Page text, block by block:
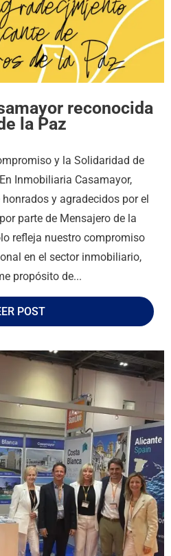
reconocida
la Paz
y la Solidaridad de
Inmobiliaria Casamayor,
y agradecidos por el
parte de Mensajero de la
refleja nuestro compromiso
en el sector inmobiliario,
propósito de...
POST